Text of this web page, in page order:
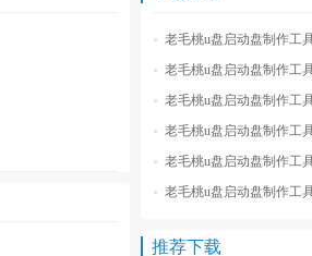
老毛桃u盘启动盘制作工具
老毛桃u盘启动盘制作工具
老毛桃u盘启动盘制作工具
老毛桃u盘启动盘制作工具
老毛桃u盘启动盘制作工具
老毛桃u盘启动盘制作工具
推荐下载